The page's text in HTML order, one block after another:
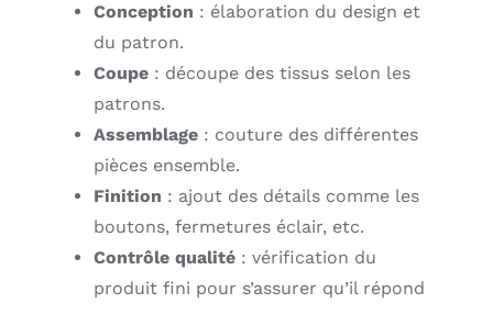
Conception : élaboration du design et
du patron.
Coupe: découpe des tissus selon les
patrons.
Assemblage: couture des différentes
pièces ensemble.
Finition : ajout des détails comme les
boutons, fermetures éclair, etc.
Contrôle qualité: vérification du
produit fini pour s’assurer qu’il répond